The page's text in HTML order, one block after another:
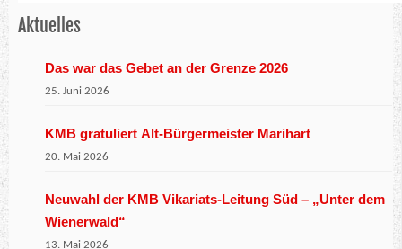
Aktuelles
Das war das Gebet an der Grenze 2026
25. Juni 2026
KMB gratuliert Alt-Bürgermeister Marihart
20. Mai 2026
Neuwahl der KMB Vikariats-Leitung Süd – „Unter dem
Wienerwald“
13. Mai 2026